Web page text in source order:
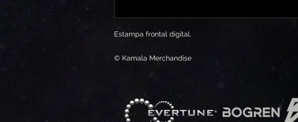
Estampa frontal digital.
© Kamala Merchandise